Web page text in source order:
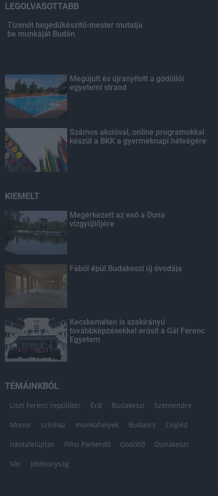
LEGOLVASOTTABB
Tizenöt hegedűkészítő-mester mutatja
be munkáját Budán
Megújult és újranyitott a gödöllői
egyetemi strand
Számos akcióval, online programokkal
készül a BKK a gyermeknapi hétvégére
KIEMELT
Megérkezett az eső a Duna
vízgyűjtőjére
Fából épül Budakeszi új óvodája
Kecskeméten is szakirányú
továbbképzésekkel erősít a Gál Ferenc
Egyetem
TÉMÁINKBÓL
Liszt Ferenc repülőtér Érd Budakeszi Szentendre
Monor színház munkahelyek Budaörs Cegléd
iskolafelújítás Pilisi Parkerdő Gödöllő Dunakeszi
Vác jótékonyság